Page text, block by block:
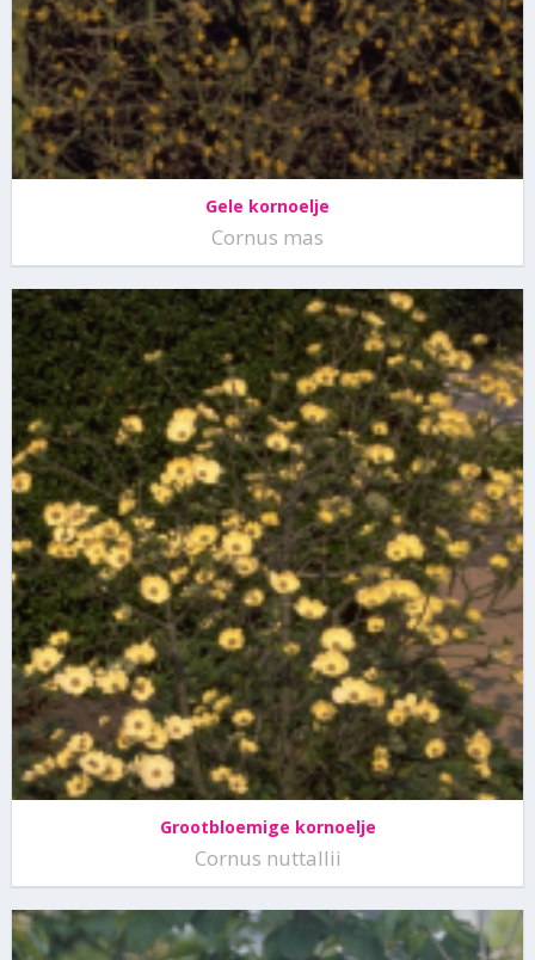
Gele kornoelje
Cornus mas
Grootbloemige kornoelje
Cornus nuttallii